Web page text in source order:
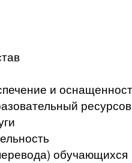
и
ресурсов
обучающихся